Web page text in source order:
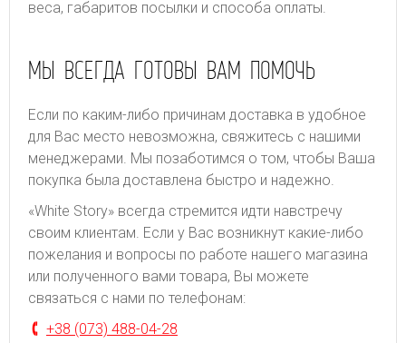
веса, габаритов посылки и способа оплаты.
МЫ ВСЕГДА ГОТОВЫ ВАМ ПОМОЧЬ
Если по каким-либо причинам доставка в удобное
для Вас место невозможна, свяжитесь с нашими
менеджерами. Мы позаботимся о том, чтобы Ваша
покупка была доставлена быстро и надежно.
«White Story» всегда стремится идти навстречу
своим клиентам. Если у Вас возникнут какие-либо
пожелания и вопросы по работе нашего магазина
или полученного вами товара, Вы можете
связаться с нами по телефонам:
+38 (073) 488-04-28